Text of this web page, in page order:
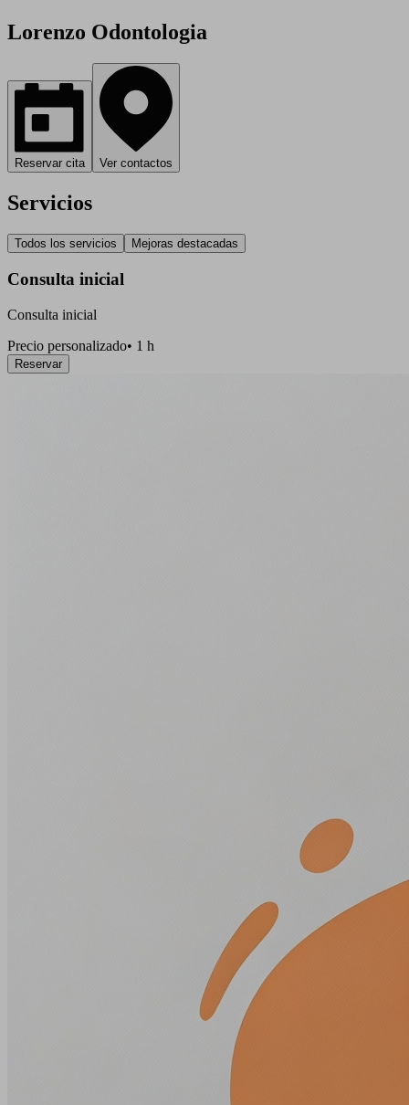
Lorenzo Odontologia
Reservar cita Ver contactos
Servicios
Todos los servicios Mejoras destacadas
Consulta inicial
Consulta inicial
Precio personalizado• 1 h
Reservar